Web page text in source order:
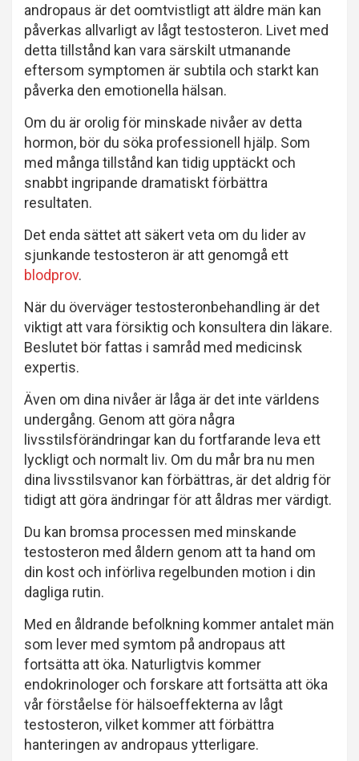
andropaus är det oomtvistligt att äldre män kan
påverkas allvarligt av lågt testosteron. Livet med
detta tillstånd kan vara särskilt utmanande
eftersom symptomen är subtila och starkt kan
påverka den emotionella hälsan.
Om du är orolig för minskade nivåer av detta
hormon, bör du söka professionell hjälp. Som
med många tillstånd kan tidig upptäckt och
snabbt ingripande dramatiskt förbättra
resultaten.
Det enda sättet att säkert veta om du lider av
sjunkande testosteron är att genomgå ett
blodprov.
När du överväger testosteronbehandling är det
viktigt att vara försiktig och konsultera din läkare.
Beslutet bör fattas i samråd med medicinsk
expertis.
Även om dina nivåer är låga är det inte världens
undergång. Genom att göra några
livsstilsförändringar kan du fortfarande leva ett
lyckligt och normalt liv. Om du mår bra nu men
dina livsstilsvanor kan förbättras, är det aldrig för
tidigt att göra ändringar för att åldras mer värdigt.
Du kan bromsa processen med minskande
testosteron med åldern genom att ta hand om
din kost och införliva regelbunden motion i din
dagliga rutin.
Med en åldrande befolkning kommer antalet män
som lever med symtom på andropaus att
fortsätta att öka. Naturligtvis kommer
endokrinologer och forskare att fortsätta att öka
vår förståelse för hälsoeffekterna av lågt
testosteron, vilket kommer att förbättra
hanteringen av andropaus ytterligare.